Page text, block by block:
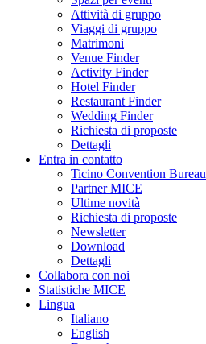
Attività di gruppo
Viaggi di gruppo
Matrimoni
Venue Finder
Activity Finder
Hotel Finder
Restaurant Finder
Wedding Finder
Richiesta di proposte
Dettagli
Entra in contatto
Ticino Convention Bureau
Partner MICE
Ultime novità
Richiesta di proposte
Newsletter
Download
Dettagli
Collabora con noi
Statistiche MICE
Lingua
Italiano
English